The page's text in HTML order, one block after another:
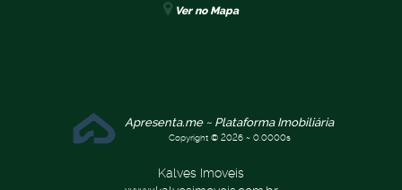
Ver no Mapa
Apresenta.me ~ Plataforma Imobiliária
Copyright © 2026 ~ 0.0000s
Kalves Imoveis